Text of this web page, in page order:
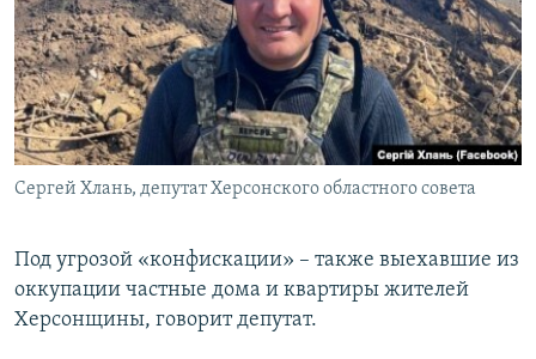
Сергей Хлань, депутат Херсонского областного совета
Под угрозой «конфискации» – также выехавшие из
оккупации частные дома и квартиры жителей
Херсонщины, говорит депутат.